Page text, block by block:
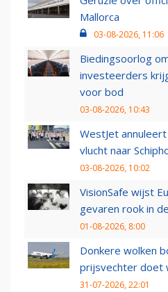
Mallorca
03-08-2026, 11:06
Biedingsoorlog
investeerders
voor bod
03-08-2026, 10:43
WestJet
vlucht naar
03-08-2026, 10:02
VisionSafe wijst
gevaren rook in
01-08-2026, 8:00
Donkere wolken
prijsvechter doet
31-07-2026, 22:01